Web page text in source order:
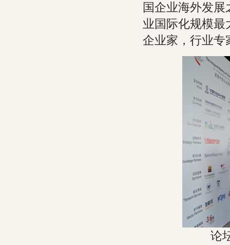
国企业海外发
业国际化规模最
企业家，行业专
论